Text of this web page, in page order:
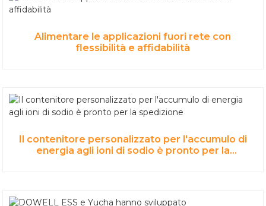
Alimentare le applicazioni fuori rete con
flessibilità e affidabilità
Il contenitore personalizzato per l'accumulo di
energia agli ioni di sodio è pronto per la